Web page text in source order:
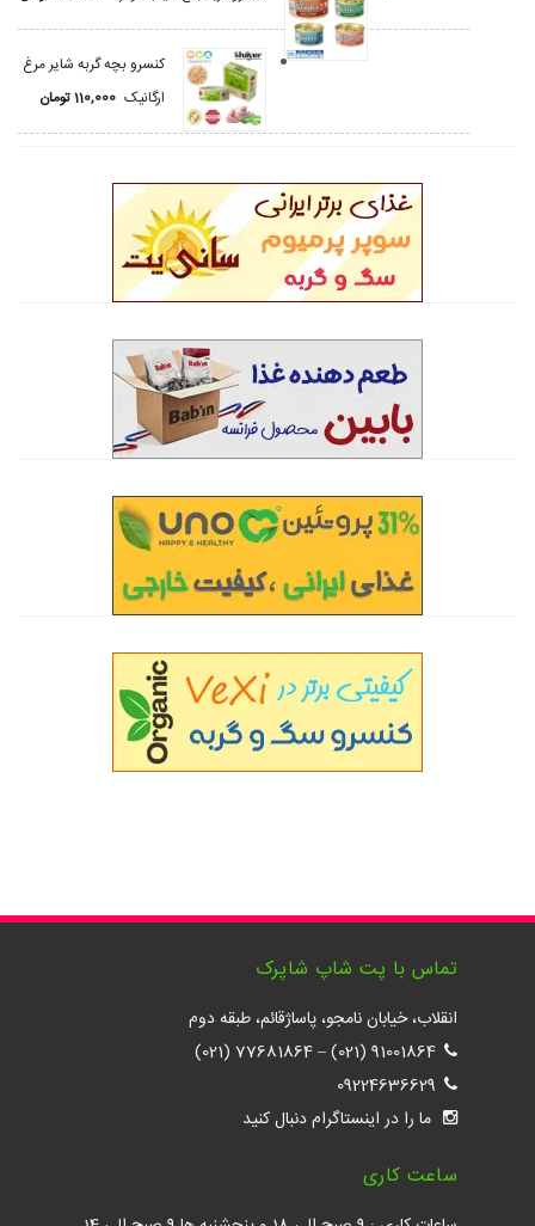
کنسرو بچه گربه شایر مرغ
ارگانیک 110,000تومان
تماس با پت شاپ شاپرک
انقلاب، خیابان نامجو، پاساژقائم، طبقه دوم
91001864 (021)
–
77681864 (021)
09224636629
ما را در اینستاگرام دنبال کنید
ساعت کاری